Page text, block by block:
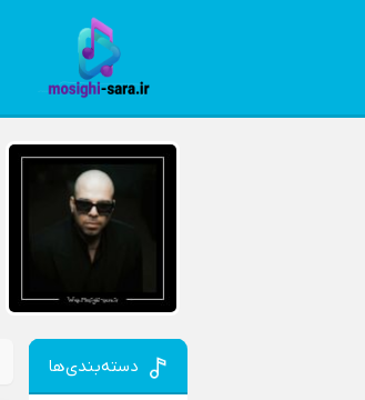
دسته‌بندی‌ها